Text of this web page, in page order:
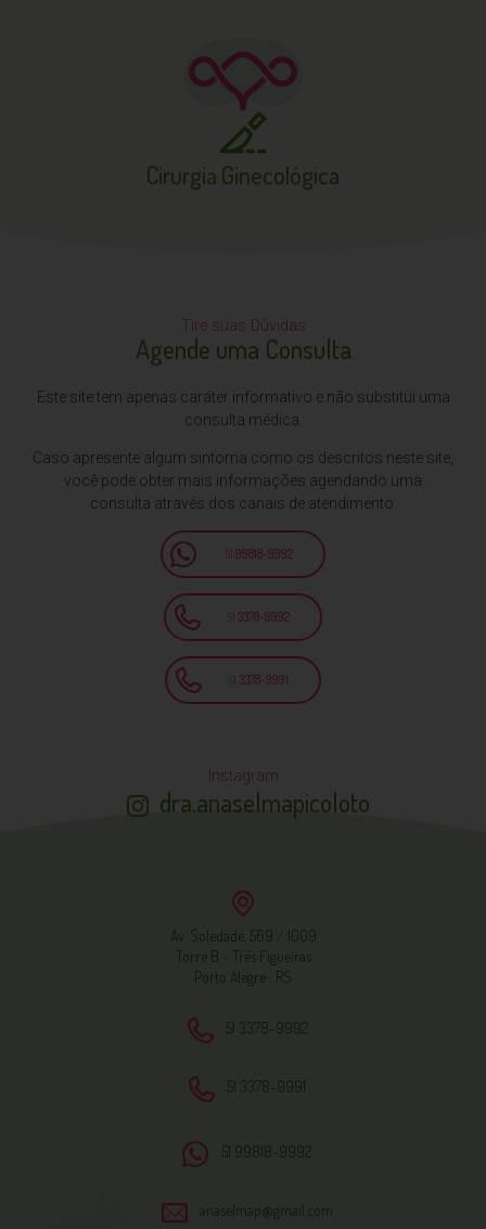
Cirurgia Ginecológica
Tire suas Dúvidas
Agende uma Consulta
Este site tem apenas caráter informativo e não substitui uma
consulta médica.
Caso apresente algum sintoma como os descritos neste site,
você pode obter mais informações agendando uma
consulta através dos canais de atendimento:
51 99818-9992
51 3378-9992
51 3378-9991
Instagram
dra.anaselmapicoloto
Av. Soledade, 569 / 1009
Torre B - Três Figueiras
Porto Alegre · RS
51 3378-9992
51 3378-9991
51 99818-9992
anaselmap@gmail.com